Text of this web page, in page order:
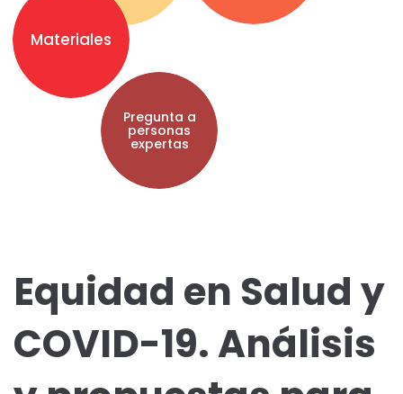
Materiales
Pregunta a
personas
expertas
Equidad en Salud y
COVID-19. Análisis